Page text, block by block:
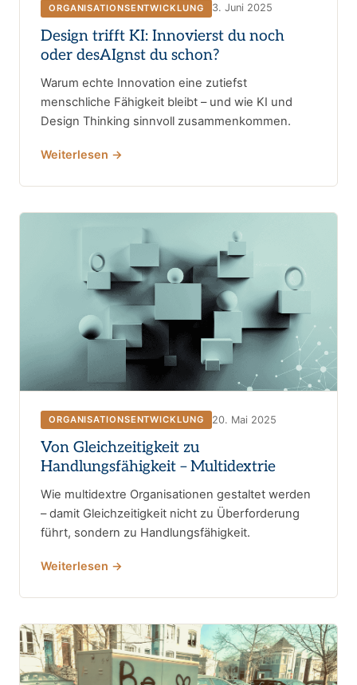
ORGANISATIONSENTWICKLUNG 3. Juni 2025
Design trifft KI: Innovierst du noch
oder desAIgnst du schon?
Warum echte Innovation eine zutiefst
menschliche Fähigkeit bleibt – und wie KI und
Design Thinking sinnvoll zusammenkommen.
Weiterlesen →
ORGANISATIONSENTWICKLUNG 20. Mai 2025
Von Gleichzeitigkeit zu
Handlungsfähigkeit – Multidextrie
Wie multidextre Organisationen gestaltet werden
– damit Gleichzeitigkeit nicht zu Überforderung
führt, sondern zu Handlungsfähigkeit.
Weiterlesen →